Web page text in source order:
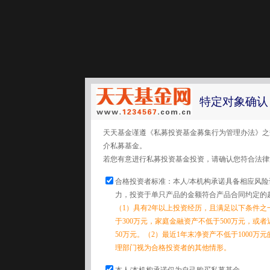
特定对象确认
天天基金谨遵《私募投资基金募集行为管理办法》
介私募基金。
若您有意进行私募投资基金投资，请确认您符合法
合格投资者标准：本人/本机构承诺具备相应风
力，投资于单只产品的金额符合产品合同约定的
（1）具有2年以上投资经历，且满足以下条件
于300万元，家庭金融资产不低于500万元，或
50万元。（2）最近1年末净资产不低于1000万
理部门视为合格投资者的其他情形。